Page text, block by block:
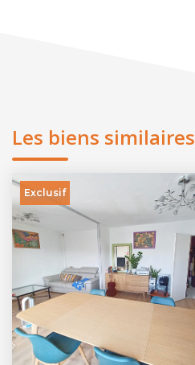
Les biens similaires
Exclusif